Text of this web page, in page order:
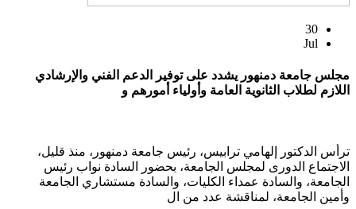
30
Jul
مجلس جامعة دمنهور يشدد على توفير الدعم الفني والإرشادي
اللازم لطلاب الثانوية العامة وأولياء أمورهم و
ترأس الدكتور إلهامي ترابيس، رئيس جامعة دمنهور، منذ قليل،
الاجتماع الدورى لمجلس الجامعة، بحضور السادة نواب رئيس
الجامعة، والسادة عمداء الكليات، والسادة مستشاري الجامعة
وأمين الجامعة، لمناقشة عدد من ال